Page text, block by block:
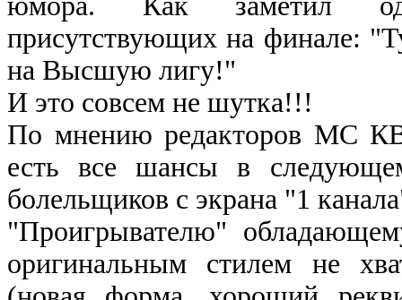
присутствующих на финале:
на Высшую лигу!"
И это совсем не шутка!!!
По мнению редакторов МС
есть все шансы в
болельщиков с экрана "1
"Проигрывателю"
оригинальным стилем не